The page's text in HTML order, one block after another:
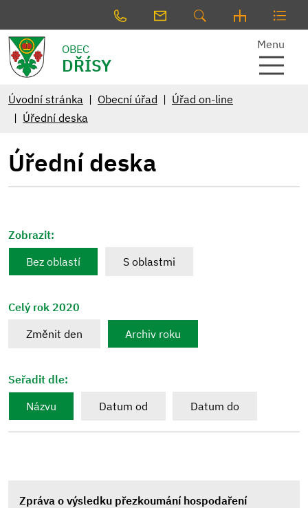
OBEC
DŘÍSY
Menu
Úvodní stránka Obecní úřad
Úřad on-line
Úřední deska
Úřední deska
Zobrazit:
Bez oblastí
S oblastmi
Celý rok 2020
Změnit den
Archiv roku
Seřadit dle:
Názvu
Datum od Datum do
Zpráva o výsledku přezkoumání hospodaření